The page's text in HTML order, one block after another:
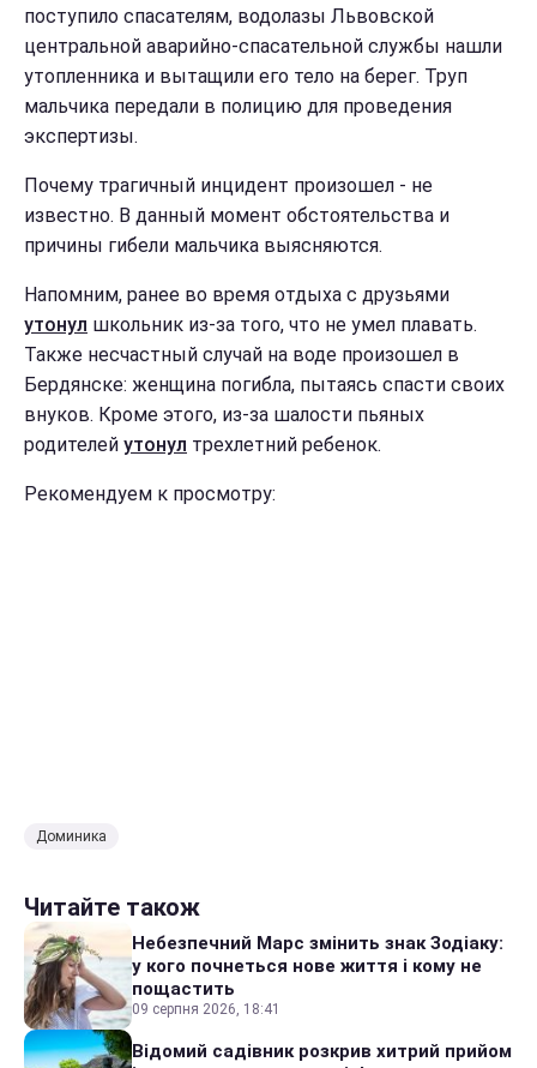
поступило спасателям, водолазы Львовской
центральной аварийно-спасательной службы нашли
утопленника и вытащили его тело на берег. Труп
мальчика передали в полицию для проведения
экспертизы.
Почему трагичный инцидент произошел - не
известно. В данный момент обстоятельства и
причины гибели мальчика выясняются.
Напомним, ранее во время отдыха с друзьями
утонул школьник из-за того, что не умел плавать.
Также несчастный случай на воде произошел в
Бердянске: женщина погибла, пытаясь спасти своих
внуков. Кроме этого, из-за шалости пьяных
родителей утонул трехлетний ребенок.
Рекомендуем к просмотру:
Доминика
Читайте також
Небезпечний Марс змінить знак Зодіаку:
у кого почнеться нове життя і кому не
пощастить
09 серпня 2026, 18:41
Відомий садівник розкрив хитрий прийом